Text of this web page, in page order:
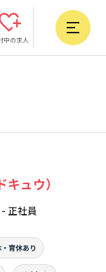
中の求人
キュウ）
- 正社員
育休あり